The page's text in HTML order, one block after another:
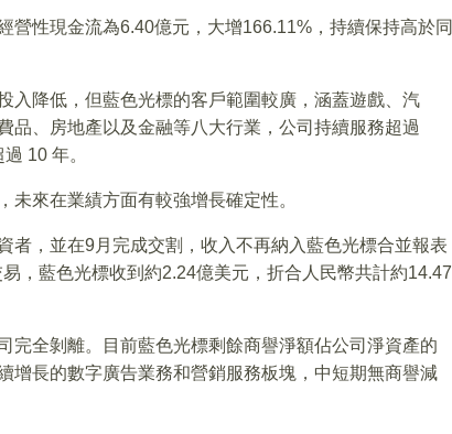
營性現金流為6.40億元，大增166.11%，持續保持高於同
入降低，但藍色光標的客戶範圍較廣，涵蓋遊戲、汽
品、房地產以及金融等八大行業，公司持續服務超過
10 年。
來在業績方面有較強增長確定性。
者，並在9月完成交割，收入不再納入藍色光標合並報表
，藍色光標收到約2.24億美元，折合人民幣共計約14.47
完全剝離。目前藍色光標剩餘商譽淨額佔公司淨資產的
增長的數字廣告業務和營銷服務板塊，中短期無商譽減